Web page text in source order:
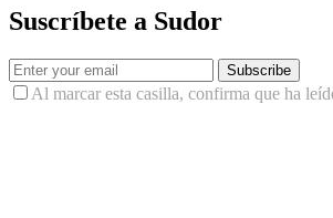
Suscríbete a Sudor
Subscribe
Al marcar esta casilla, confirma que ha